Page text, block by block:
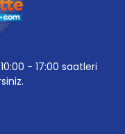
- 17:00 saatleri